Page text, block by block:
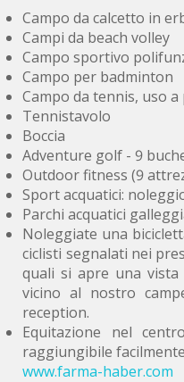
Campo da calcetto in
Campi da beach volley
Campo sportivo
Campo per badminton
Campo da tennis, uso
Tennistavolo
Boccia
Adventure golf - 9
Outdoor fitness (9
Sport acquatici:
Parchi acquatici
Noleggiate una
ciclisti segnalati nei
quali si apre una vista
vicino al nostro
reception.
Equitazione nel
raggiungibile
www.farma-haber.com